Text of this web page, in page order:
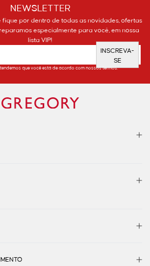
NEWSLETTER
por dentro de todas as novidades, ofertas
especialmente para você, em nossa
lista VIP!
INSCREVA-
SE
que você está de acordo com nossos termos.